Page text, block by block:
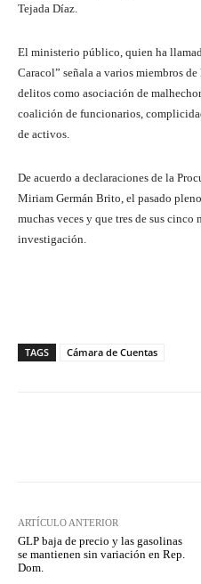
Tejada Díaz.
El ministerio público, quien ha
Caracol” señala a varios miembros
delitos como asociación de
coalición de funcionarios,
de activos.
De acuerdo a declaraciones de la
Miriam Germán Brito, el pasado
muchas veces y que tres de sus
investigación.
TAGS Cámara de Cuentas
ARTÍCULO ANTERIOR
GLP baja de precio y las gasolinas
se mantienen sin variación en Rep.
Dom.